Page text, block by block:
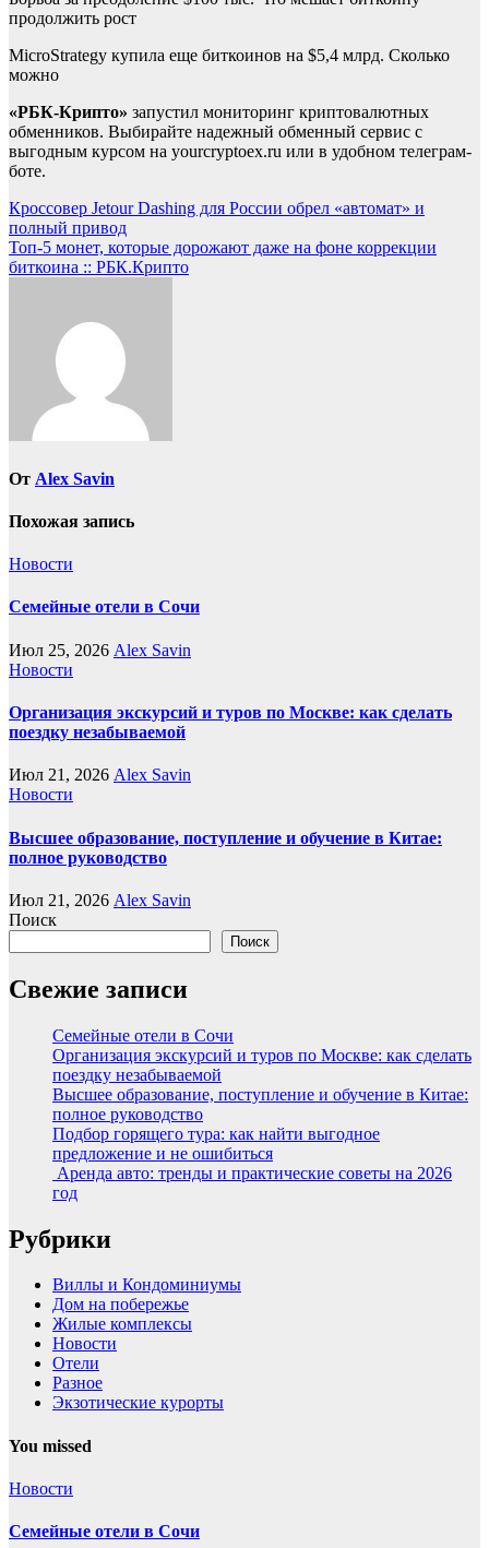
продолжить рост
MicroStrategy купила еще биткоинов на $5,4 млрд. Сколько
можно
«РБК-Крипто» запустил мониторинг криптовалютных
обменников. Выбирайте надежный обменный сервис с
выгодным курсом на yourcryptoex.ru или в удобном телеграм-
боте.
Навигация
по
записям
Кроссовер Jetour Dashing для России обрел «автомат» и
полный привод
Топ-5 монет, которые дорожают даже на фоне коррекции
биткоина :: РБК.Крипто
От Alex Savin
Похожая запись
Новости
Семейные отели в Сочи
Июл 25, 2026 Alex Savin
Новости
Организация экскурсий и туров по Москве: как сделать
поездку незабываемой
Июл 21, 2026 Alex Savin
Новости
Высшее образование, поступление и обучение в Китае:
полное руководство
Июл 21, 2026 Alex Savin
Поиск
Поиск
Свежие записи
Семейные отели в Сочи
Организация экскурсий и туров по Москве: как сделать
поездку незабываемой
Высшее образование, поступление и обучение в Китае:
полное руководство
Подбор горящего тура: как найти выгодное
предложение и не ошибиться
Аренда авто: тренды и практические советы на 2026
год
Рубрики
Виллы и Кондоминиумы
Дом на побережье
Жилые комплексы
Новости
Отели
Разное
Экзотические курорты
You missed
Новости
Семейные отели в Сочи